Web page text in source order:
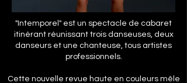
"Intemporel" est un spectacle de cabaret
itinérant réunissant trois danseuses, deux
danseurs et une chanteuse, tous artistes
professionnels.
Cette nouvelle revue haute en couleurs mêle